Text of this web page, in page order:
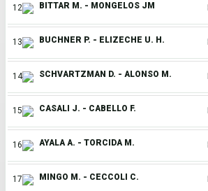
12 BITTAR M. - MONGELOS JM
13 BUCHNER P. - ELIZECHE U. H.
14 SCHVARTZMAN D. - ALONSO M.
15 CASALI J. - CABELLO F.
16 AYALA A. - TORCIDA M.
17 MINGO M. - CECCOLI C.